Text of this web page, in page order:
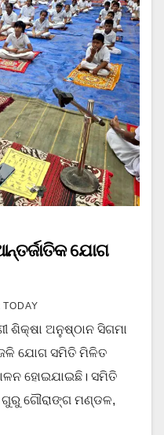
ଯୋଗ
TODAY
ଶିକ୍ଷା ଅନୁଷ୍ଠାନ ସିଗମା
ଯୋଗ ସମିତି ମିଳିତ
ହୋଇଯାଇଛି। ସମିତି
ଗୁରୁ ଗୌରାଙ୍ଗ ମଣ୍ଡଳ,